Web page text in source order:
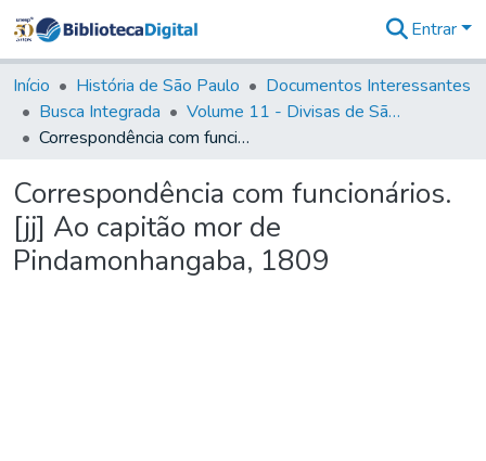
&
Coleções
Tudo na
Biblioteca
Estatísticas
Entrar
Início História de São Paulo
Documentos Interessantes
Busca Integrada
Volume 11 - Divisas de São Paulo e Minas Gerais
Correspondência com funcionários. [jj] Ao capitão mor de Pindamonhangaba, 1809
Correspondência com funcionários.
[jj] Ao capitão mor de
Pindamonhangaba, 1809